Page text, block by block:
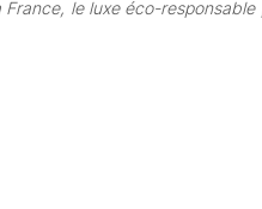
le luxe éco-